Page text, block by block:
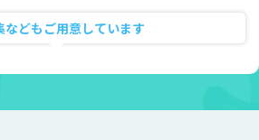
などもご用意しています